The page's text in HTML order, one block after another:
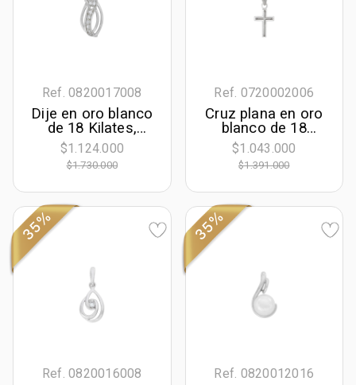
Ref. 0820017008
Dije en oro blanco
de 18 Kilates,
Hoja, con
diamantes de 0.06
Ct
$1.124.000
$1.730.000
Ref. 0720002006
Cruz plana en oro
blanco de 18
Kilates satinado, 8
mm. de ancho
$1.043.000
$1.391.000
35%
Ref. 0820016008
35%
Ref. 0820012016